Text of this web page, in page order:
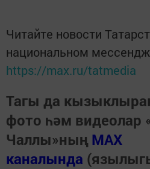
Читайте новости
национальном
https://max.ru/tatmedia
Тагы да
фото һәм видеолар
Чаллы»ның MAX
каналында